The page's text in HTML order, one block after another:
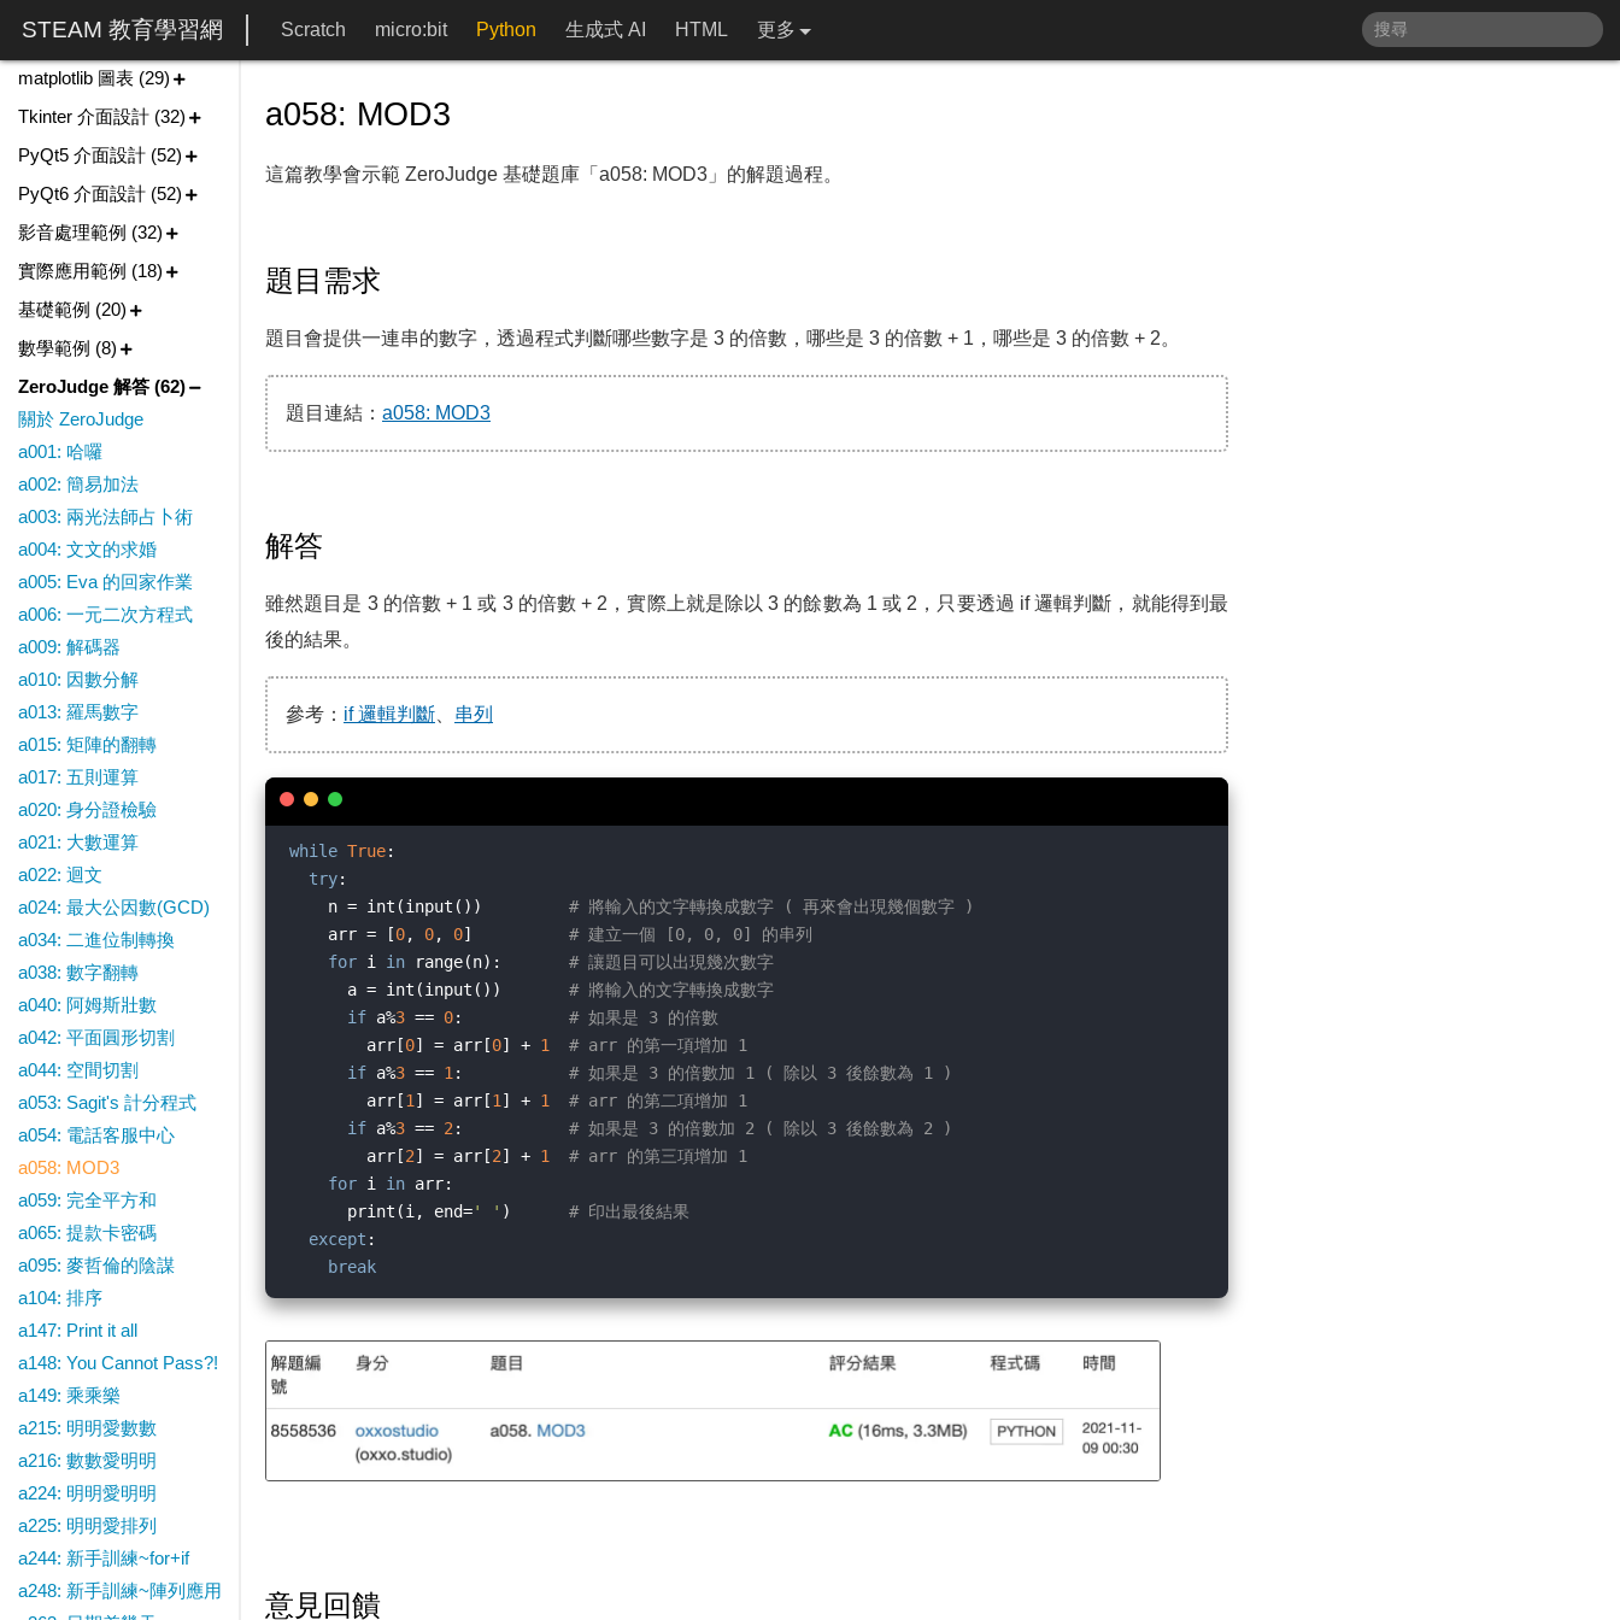
STEAM 教育學習網 Scratch micro:bit Python 生成式 AI HTML 更多
a058: MOD3
這篇教學會示範 ZeroJudge 基礎題庫「a058: MOD3」的解題過程。
題目需求
題目會提供一連串的數字，透過程式判斷哪些數字是 3 的倍數，哪些是 3 的倍數 + 1，哪些是 3 的倍數 + 2。
題目連結： a058: MOD3
解答
雖然題目是 3 的倍數 + 1 或 3 的倍數 + 2，實際上就是除以 3 的餘數為 1 或 2，只要透過 if 邏輯判斷，就能得到最
後的結果。
參考： if 邏輯判斷 串列
while True:
try:
    n = int(input())
# 將輸入的文字轉換成數字 ( 再來會出現幾個數字 )
    arr = [
0, 0, 0] # 建立一個 [0, 0, 0] 的串列
for i in range(n): # 讓題目可以出現幾次數字
      a = int(input())
# 將輸入的文字轉換成數字
if a%3 == 0: # 如果是 3 的倍數
        arr[
0] = arr[0] + 1
# arr 的第一項增加 1
if a%3 == 1 : # 如果是 3 的倍數加 1 ( 除以 3 後餘數為 1 )
        arr[
1 ] = arr[1 ] + 1
# arr 的第二項增加 1
if a%3 == 2 : # 如果是 3 的倍數加 2 ( 除以 3 後餘數為 2 )
        arr[
2] = arr[2] + 1
# arr 的第三項增加 1
for i in arr:
      print(i, end=
' ' ) # 印出最後結果
except :
break
意見回饋
NumPy 教學 (19)
matplotlib 圖表 (29)
Tkinter 介面設計 (32)
PyQt5 介面設計 (52)
PyQt6 介面設計 (52)
影音處理範例 (32)
實際應用範例 (18)
基礎範例 (20)
數學範例 (8)
ZeroJudge 解答 (62)
關於 ZeroJudge
a001: 哈囉
a002: 簡易加法
a003: 兩光法師占卜術
a004: 文文的求婚
a005: Eva 的回家作業
a006: 一元二次方程式
a009: 解碼器
a010: 因數分解
a013: 羅馬數字
a015: 矩陣的翻轉
a017: 五則運算
a020: 身分證檢驗
a021: 大數運算
a022: 迴文
a024: 最大公因數(GCD)
a034: 二進位制轉換
a038: 數字翻轉
a040: 阿姆斯壯數
a042: 平面圓形切割
a044: 空間切割
a053: Sagit's 計分程式
a054: 電話客服中心
a058: MOD3
a059: 完全平方和
a065: 提款卡密碼
a095: 麥哲倫的陰謀
a104: 排序
a147: Print it all
a148: You Cannot Pass?!
a149: 乘乘樂
a215: 明明愛數數
a216: 數數愛明明
a224: 明明愛明明
a225: 明明愛排列
a244: 新手訓練~for+if
a248: 新手訓練~陣列應用